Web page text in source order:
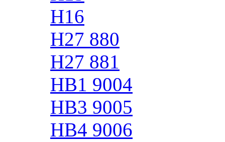
H16
H27 880
H27 881
HB1 9004
HB3 9005
HB4 9006